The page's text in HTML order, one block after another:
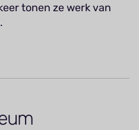
tonen ze werk van